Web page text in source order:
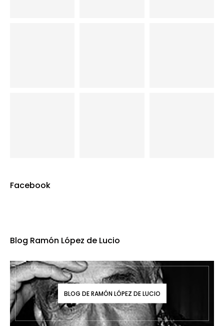
Facebook
Blog Ramón López de Lucio
BLOG DE RAMÓN LÓPEZ DE LUCIO